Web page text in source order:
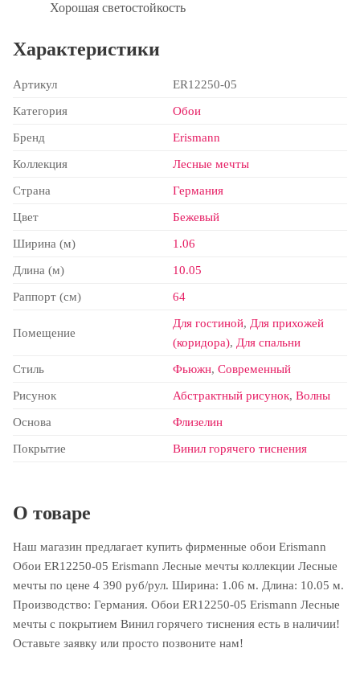
Характеристики
Артикул ER12250-05
Категория Обои
Бренд Erismann
Коллекция Лесные мечты
Страна Германия
Цвет Бежевый
Ширина (м) 1.06
Длина (м) 10.05
Раппорт (см) 64
Помещение
Для гостиной, Для прихожей
(коридора), Для спальни
Стиль Фьюжн, Современный
Рисунок Абстрактный рисунок, Волны
Основа Флизелин
Покрытие Винил горячего тиснения
Хорошая светостойкость
О товаре
Наш магазин предлагает купить фирменные обои Erismann
Обои ER12250-05 Erismann Лесные мечты коллекции Лесные
мечты по цене 4 390 руб/рул. Ширина: 1.06 м. Длина: 10.05 м.
Производство: Германия. Обои ER12250-05 Erismann Лесные
мечты с покрытием Винил горячего тиснения есть в наличии!
Оставьте заявку или просто позвоните нам!